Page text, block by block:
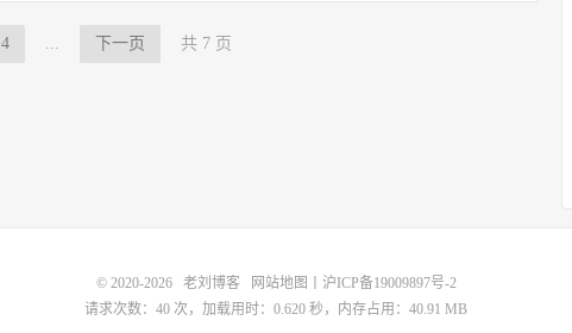
4 下一页 共 7 页
© 2020-2026 老刘博客 网站地图
沪ICP备19009897号-2
请求次数：40 次，加载用时：0.620 秒，内存占用：40.91 MB